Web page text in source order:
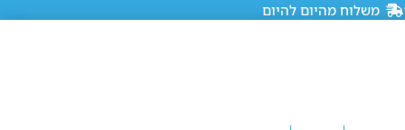
משלוח מהיום להיום